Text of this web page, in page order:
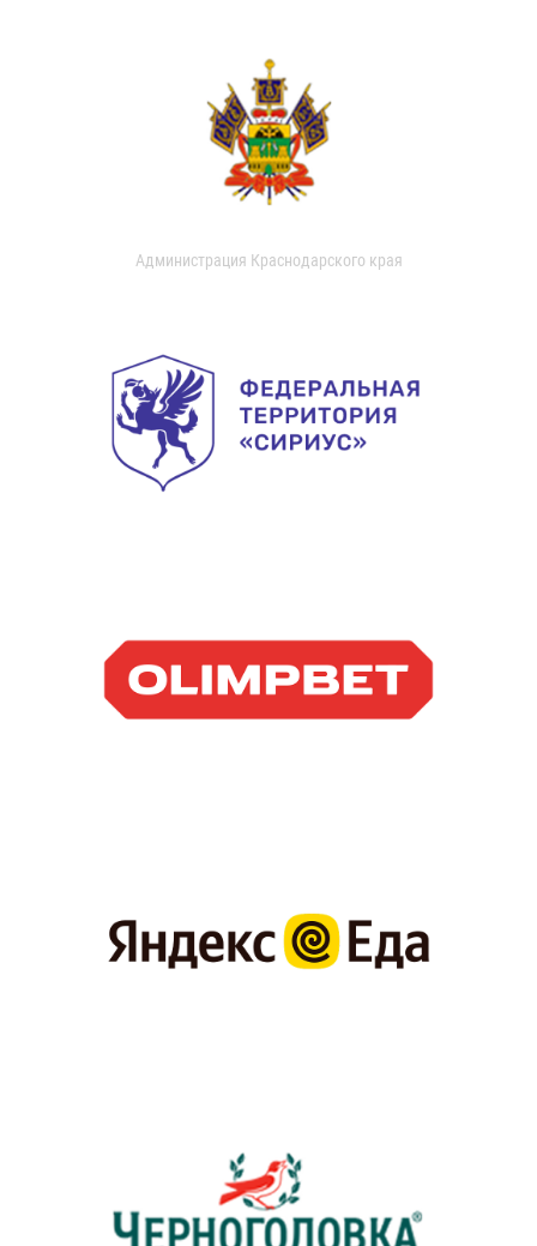
Администрация Краснодарского края